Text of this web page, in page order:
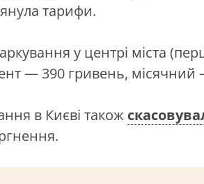
тарифи.
у центрі міста
— 390 гривень, місячний
в Києві також